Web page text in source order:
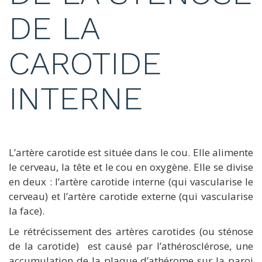
DE LA
CAROTIDE
INTERNE
L’artère carotide est située dans le cou. Elle alimente
le cerveau, la tête et le cou en oxygène. Elle se divise
en deux : l’artère carotide interne (qui vascularise le
cerveau) et l’artère carotide externe (qui vascularise
la face).
Le rétrécissement des artères carotides (ou sténose
de la carotide) est causé par l’athérosclérose, une